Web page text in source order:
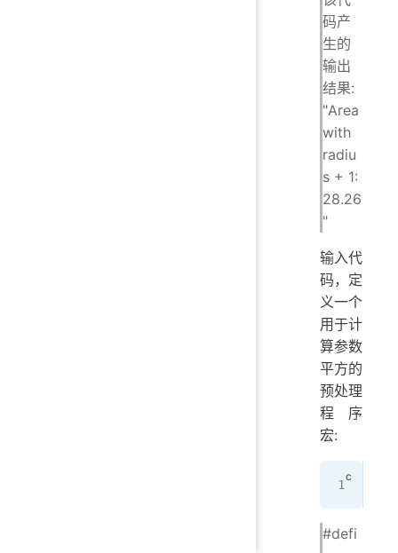
码产
生的
输出
结果:
"Area
with
radiu
s + 1:
28.26
"
输入代
码，定
义一个
用于计
算参数
平方的
预处理
程序
宏:
#defi